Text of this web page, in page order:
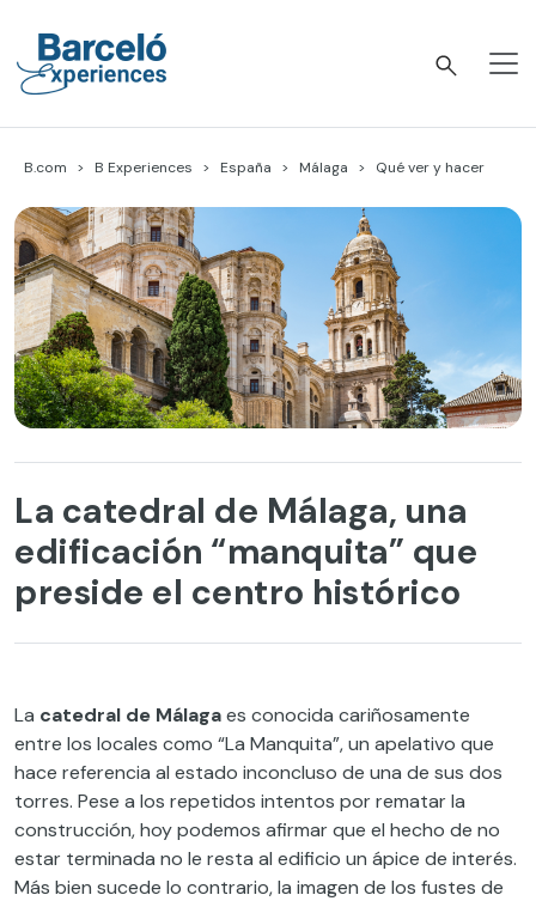
content
B.com B Experiences España Málaga Qué ver y hacer
La catedral de Málaga, una
edificación “manquita” que
preside el centro histórico
La catedral de Málagaes conocida cariñosamente
entre los locales como “La Manquita”, un apelativo que
hace referencia al estado inconcluso de una de sus dos
torres. Pese a los repetidos intentos por rematar la
construcción, hoy podemos afirmar que el hecho de no
estar terminada no le resta al edificio un ápice de interés.
Más bien sucede lo contrario, la imagen de los fustes de